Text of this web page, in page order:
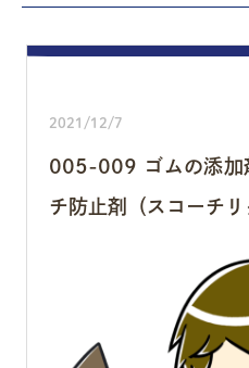
2021/12/7
005-009 ゴムの添加
チ防止剤（スコーチリ